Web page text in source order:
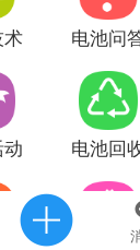
术 电池问
动 电池回